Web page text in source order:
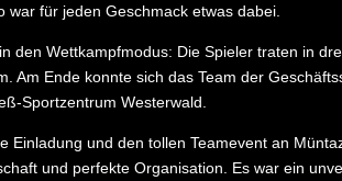
war für jeden Geschmack etwas dabei.
den Wettkampfmodus: Die Spieler traten in
Am Ende konnte sich das Team der
Sportzentrum Westerwald.
Einladung und den tollen Teamevent an
und perfekte Organisation. Es war ein